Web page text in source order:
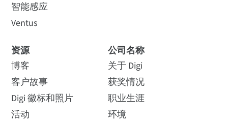
智能感应
Ventus
资源
博客
客户故事
Digi 徽标和照片
活动
公司名称
关于 Digi
获奖情况
职业生涯
环境